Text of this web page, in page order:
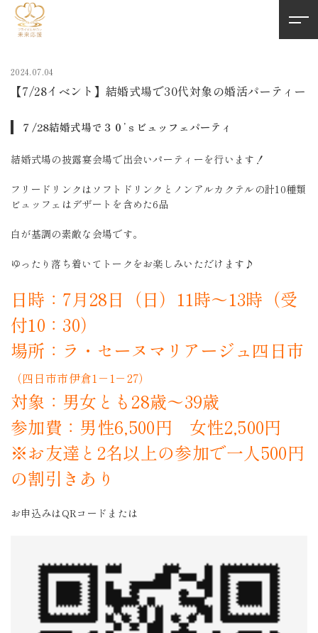
2024.07.04
【7/28イベント】結婚式場で30代対象の婚活パーティー
７/28結婚式場で３０’ｓビュッフェパーティ
結婚式場の披露宴会場で出会いパーティーを行います！
フリードリンクはソフトドリンクとノンアルカクテルの計10種類
ビュッフェはデザートを含めた6品
白が基調の素敵な会場です。
ゆったり落ち着いてトークをお楽しみいただけます♪
日時：7月28日（日）11時～13時（受
付10：30）
場所：ラ・セーヌマリアージュ四日市
（四日市市伊倉1－1－27）
対象：男女とも28歳～39歳
参加費：男性6,500円 女性2,500円
※お友達と2名以上の参加で一人500円
の割引きあり
お申込みはQRコードまたは